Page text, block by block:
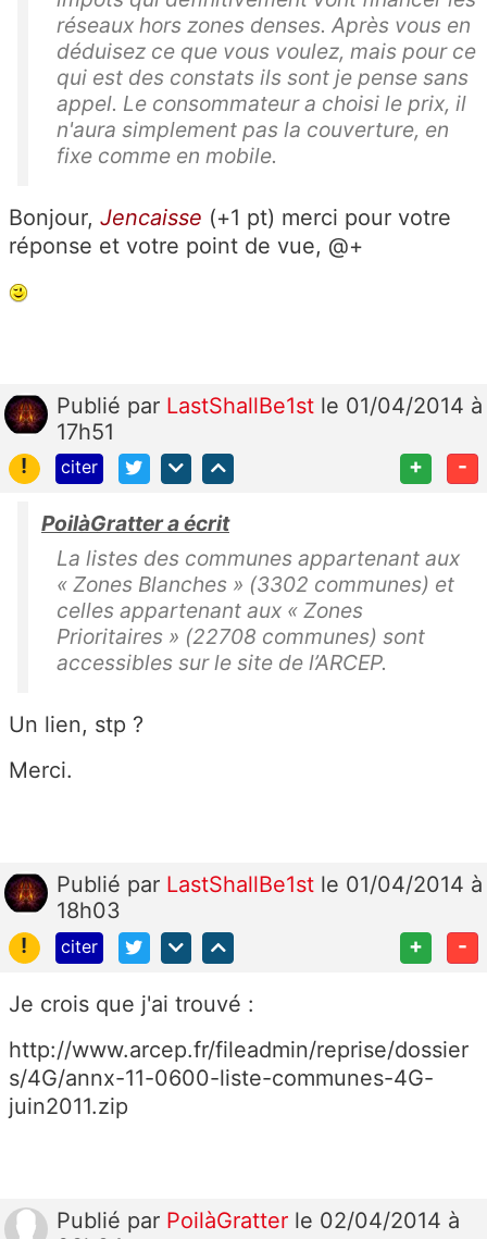
réseaux hors zones denses. Après vous en
déduisez ce que vous voulez, mais pour ce
qui est des constats ils sont je pense sans
appel. Le consommateur a choisi le prix, il
n'aura simplement pas la couverture, en
fixe comme en mobile.
Bonjour, Jencaisse (+1 pt) merci pour votre
réponse et votre point de vue, @+
Publié par LastShallBe1st le 01/04/2014 à
17h51
!
citer + -
PoilàGratter a écrit
La listes des communes appartenant aux
« Zones Blanches » (3302 communes) et
celles appartenant aux « Zones
Prioritaires » (22708 communes) sont
accessibles sur le site de l’ARCEP.
Un lien, stp ?
Merci.
Publié par LastShallBe1st le 01/04/2014 à
18h03
!
citer + -
Je crois que j'ai trouvé :
http://www.arcep.fr/fileadmin/reprise/dossier
s/4G/annx-11-0600-liste-communes-4G-
juin2011.zip
Publié par PoilàGratter le 02/04/2014 à